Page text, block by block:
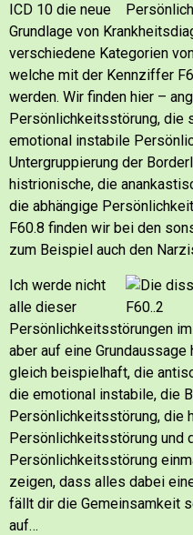
ICD 10 die neue
Grundlage von
verschiedene Kategorien
welche mit der Kennziffer
werden. Wir finden hier –
Persönlichkeitsstörung, die
emotional instabile
Untergruppierung der
histrionische, die
die abhängige
F60.8 finden wir bei den
zum Beispiel auch den
Ich werde nicht
alle dieser
Persönlichkeitsstörungen
aber auf eine Grundaussage
gleich beispielhaft, die
die emotional instabile, die
Persönlichkeitsstörung, die
Persönlichkeitsstörung und
Persönlichkeitsstörung
zeigen, dass alles dabei
fällt dir die Gemeinsamkeit
auf…